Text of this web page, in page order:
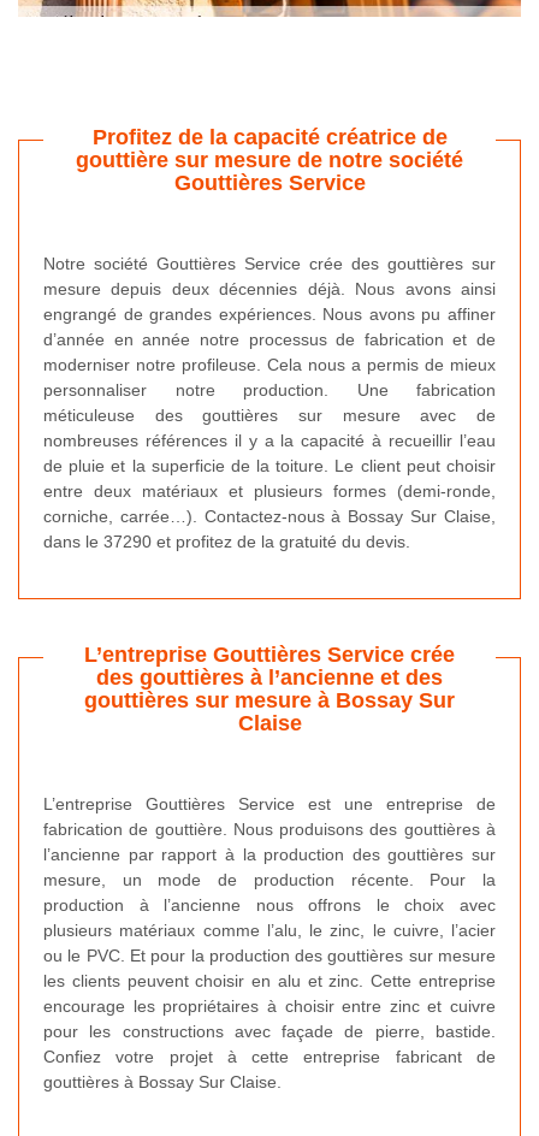
Profitez de la capacité créatrice de
gouttière sur mesure de notre société
Gouttières Service
Notre société Gouttières Service crée des gouttières sur
mesure depuis deux décennies déjà. Nous avons ainsi
engrangé de grandes expériences. Nous avons pu affiner
d’année en année notre processus de fabrication et de
moderniser notre profileuse. Cela nous a permis de mieux
personnaliser notre production. Une fabrication
méticuleuse des gouttières sur mesure avec de
nombreuses références il y a la capacité à recueillir l’eau
de pluie et la superficie de la toiture. Le client peut choisir
entre deux matériaux et plusieurs formes (demi-ronde,
corniche, carrée…). Contactez-nous à Bossay Sur Claise,
dans le 37290 et profitez de la gratuité du devis.
L’entreprise Gouttières Service crée
des gouttières à l’ancienne et des
gouttières sur mesure à Bossay Sur
Claise
L’entreprise Gouttières Service est une entreprise de
fabrication de gouttière. Nous produisons des gouttières à
l’ancienne par rapport à la production des gouttières sur
mesure, un mode de production récente. Pour la
production à l’ancienne nous offrons le choix avec
plusieurs matériaux comme l’alu, le zinc, le cuivre, l’acier
ou le PVC. Et pour la production des gouttières sur mesure
les clients peuvent choisir en alu et zinc. Cette entreprise
encourage les propriétaires à choisir entre zinc et cuivre
pour les constructions avec façade de pierre, bastide.
Confiez votre projet à cette entreprise fabricant de
gouttières à Bossay Sur Claise.